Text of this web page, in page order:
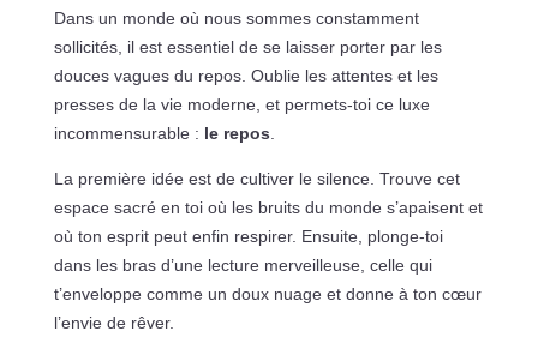
Dans un monde où nous sommes constamment
sollicités, il est essentiel de se laisser porter par les
douces vagues du repos. Oublie les attentes et les
presses de la vie moderne, et permets-toi ce luxe
incommensurable : le repos
La première idée est de cultiver le silence. Trouve cet
espace sacré en toi où les bruits du monde s’apaisent et
où ton esprit peut enfin respirer. Ensuite, plonge-toi
dans les bras d’une lecture merveilleuse, celle qui
t’enveloppe comme un doux nuage et donne à ton cœur
l’envie de rêver.